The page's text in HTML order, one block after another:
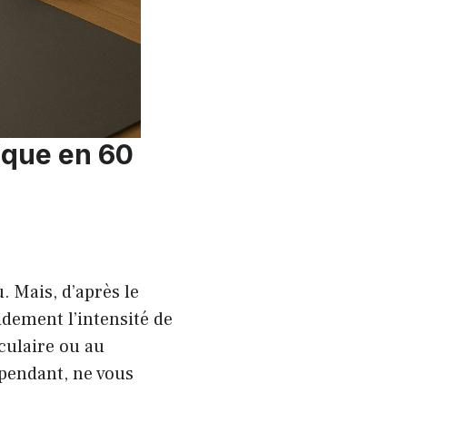
en 60
Mais, d’après le
l’intensité de
ou au
ne vous